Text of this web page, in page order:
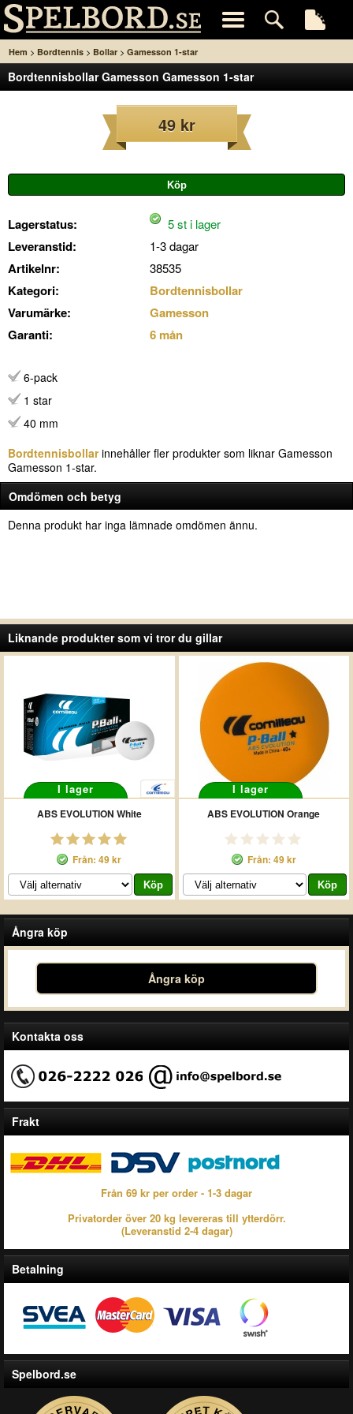
Hem > Bordtennis > Bollar > Gamesson 1-star
Bordtennisbollar Gamesson Gamesson 1-star
49 kr
Lagerstatus: 5 st i lager
Leveranstid: 1-3 dagar
Artikelnr: 38535
Kategori:
Bordtennisbollar
Varumärke:
Gamesson
Garanti:
6 mån
6-pack
1 star
40 mm
Bordtennisbollarinnehåller fler produkter som liknar Gamesson
Gamesson 1-star.
Omdömen och betyg
Denna produkt har inga lämnade omdömen ännu.
Liknande produkter som vi tror du gillar
I lager
ABS EVOLUTION White
Från: 49 kr
I lager
ABS EVOLUTION Orange
Från: 49 kr
Ångra köp
Ångra köp
Kontakta oss
Frakt
Från 69 kr per order - 1-3 dagar
Privatorder över 20 kg levereras till ytterdörr.
(Leveranstid 2-4 dagar)
Betalning
Spelbord.se